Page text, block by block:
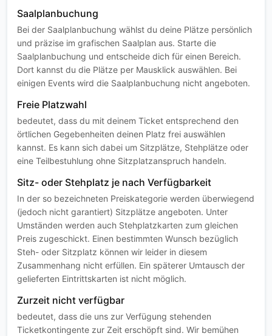
Saalplanbuchung
Bei der Saalplanbuchung wählst du deine Plätze persönlich
und präzise im grafischen Saalplan aus. Starte die
Saalplanbuchung und entscheide dich für einen Bereich.
Dort kannst du die Plätze per Mausklick auswählen. Bei
einigen Events wird die Saalplanbuchung nicht angeboten.
Freie Platzwahl
bedeutet, dass du mit deinem Ticket entsprechend den
örtlichen Gegebenheiten deinen Platz frei auswählen
kannst. Es kann sich dabei um Sitzplätze, Stehplätze oder
eine Teilbestuhlung ohne Sitzplatzanspruch handeln.
Sitz- oder Stehplatz je nach Verfügbarkeit
In der so bezeichneten Preiskategorie werden überwiegend
(jedoch nicht garantiert) Sitzplätze angeboten. Unter
Umständen werden auch Stehplatzkarten zum gleichen
Preis zugeschickt. Einen bestimmten Wunsch bezüglich
Steh- oder Sitzplatz können wir leider in diesem
Zusammenhang nicht erfüllen. Ein späterer Umtausch der
gelieferten Eintrittskarten ist nicht möglich.
Zurzeit nicht verfügbar
bedeutet, dass die uns zur Verfügung stehenden
Ticketkontingente zur Zeit erschöpft sind. Wir bemühen